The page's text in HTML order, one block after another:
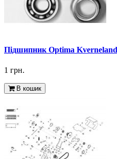
Підшипник Optima
1 грн.
В кошик